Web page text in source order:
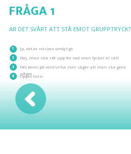
ÄR DET SVÅRT ATT STÅ EMOT GRUPPTRYCK?
Ja, det är nästan omöjligt
FRÅGA 1
3
1
2
4
Nej, man ska stå upp för vad man tycker är rätt
Det beror på vem/vilka som säger att man ska göra
något
Öppet hörn